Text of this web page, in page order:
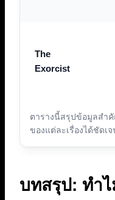
ตารางนี้สรุปข้อมูลสำ
ของแต่ละเรื่องได้ชัดเ
The
Exorcist
บทสรุป: ทำ